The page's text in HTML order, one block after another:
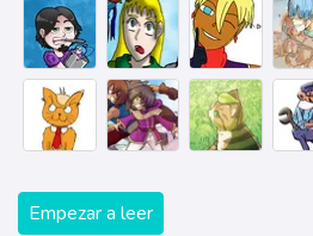
Empezar a leer